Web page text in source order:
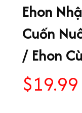
Ehon
Cuốn
/ Ehon
$19.99